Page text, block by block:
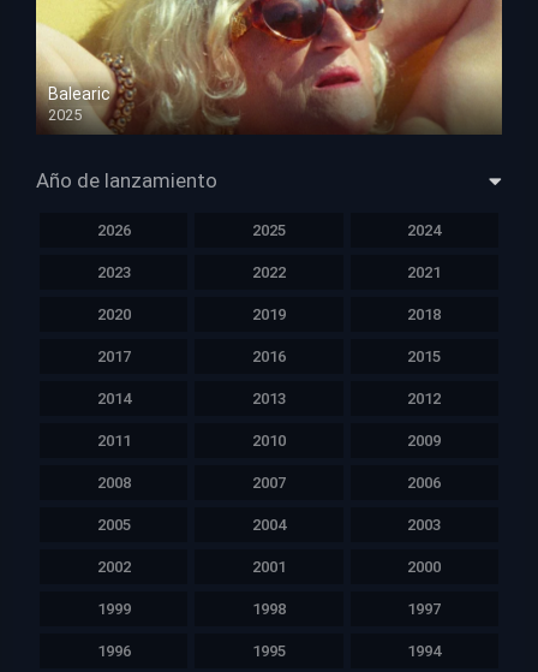
Balearic
2025
HD 1080p
Año de lanzamiento
2026 2025 2024
2023 2022 2021
2020 2019 2018
2017 2016 2015
2014 2013 2012
2011 2010 2009
2008 2007 2006
2005 2004 2003
2002 2001 2000
1999 1998 1997
1996 1995 1994